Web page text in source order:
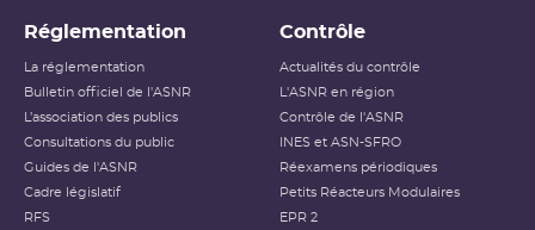
Réglementation
La réglementation
Bulletin officiel de l'ASNR
L’association des publics
Consultations du public
Guides de l'ASNR
Cadre législatif
RFS
Contrôle
Actualités du contrôle
L'ASNR en région
Contrôle de l'ASNR
INES et ASN-SFRO
Réexamens périodiques
Petits Réacteurs Modulaires
EPR 2